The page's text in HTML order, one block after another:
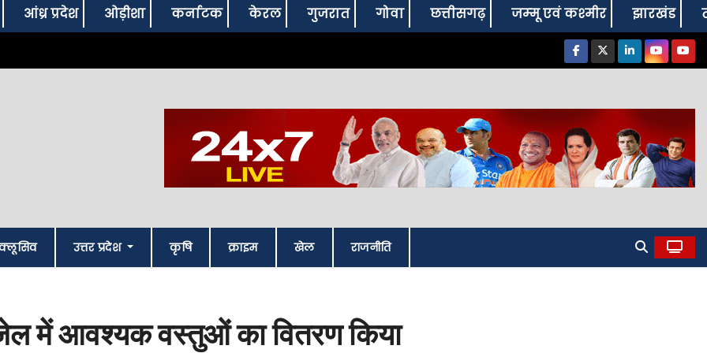
आंध्र प्रदेश ओड़ीशा कर्नाटक केरल गुजरात गोवा छत्तीसगढ़ जम्‍मू एवं कश्‍मीर झारखंड
उत्तर प्रदेश कृषि क्राइम खेल राजनीति
में आवश्यक वस्तुओं का वितरण किया